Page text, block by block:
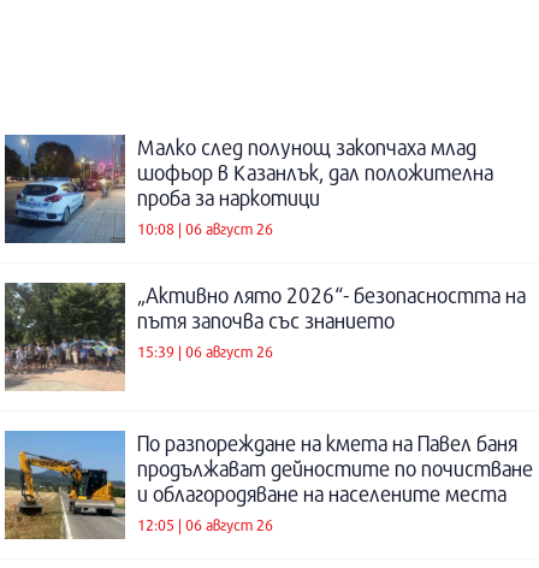
Малко след полунощ закопчаха млад
шофьор в Казанлък, дал положителна
проба за наркотици
10:08 | 06 август 26
„Активно лято 2026“- безопасността на
пътя започва със знанието
15:39 | 06 август 26
По разпореждане на кмета на Павел баня
продължават дейностите по почистване
и облагородяване на населените места
12:05 | 06 август 26